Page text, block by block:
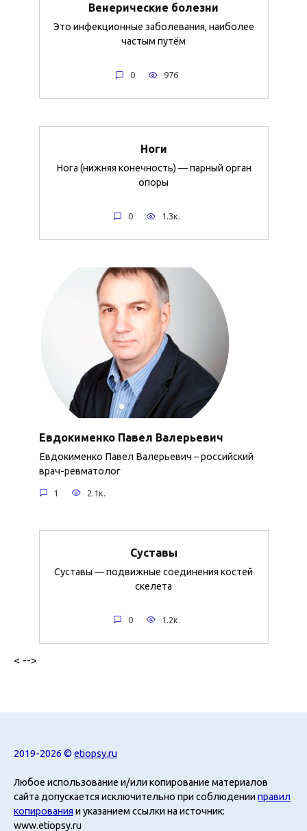
Венерические болезни
Это инфекционные заболевания, наиболее
частым путём
0 976
Ноги
Нога (нижняя конечность) — парный орган
опоры
0 1.3к.
Евдокименко Павел Валерьевич
Евдокименко Павел Валерьевич – российский
врач-ревматолог
1 2.1к.
Суставы
Суставы — подвижные соединения костей
скелета
0 1.2к.
< -->
2019-2026 © etiopsy.ru
Любое использование и/или копирование материалов
сайта допускается исключительно при соблюденииправил
копирования и указанием ссылки на источник:
www.etiopsy.ru